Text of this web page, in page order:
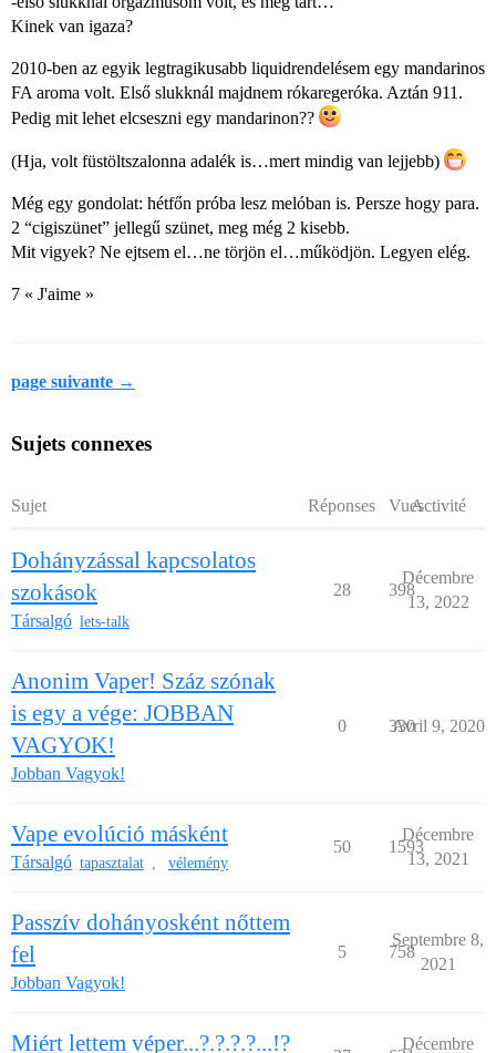
Kinek van igaza?
2010-ben az egyik legtragikusabb liquidrendelésem egy mandarinos
FA aroma volt. Első slukknál majdnem rókaregeróka. Aztán 911.
Pedig mit lehet elcseszni egy mandarinon??
(Hja, volt füstöltszalonna adalék is…mert mindig van lejjebb)
Még egy gondolat: hétfőn próba lesz melóban is. Persze hogy para.
2 “cigiszünet” jellegű szünet, meg még 2 kisebb.
Mit vigyek? Ne ejtsem el…ne törjön el…működjön. Legyen elég.
7 « J'aime »
page suivante →
Sujets connexes
Sujet Réponses VuesActivité
Dohányzással kapcsolatos
szokások
Társalgó lets-talk
28 398
Décembre
13, 2022
Anonim Vaper! Száz szónak
is egy a vége: JOBBAN
VAGYOK!
Jobban Vagyok!
0 330
Avril 9, 2020
Vape evolúció másként
Társalgó tapasztalat , vélemény
50 1593
Décembre
13, 2021
Passzív dohányosként nőttem
fel
Jobban Vagyok!
5 758
Septembre 8,
2021
Miért lettem véper...?.?.?.?...!? Décembre